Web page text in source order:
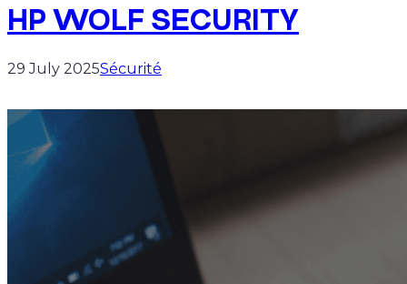
HP WOLF SECURITY
29 July 2025Sécurité